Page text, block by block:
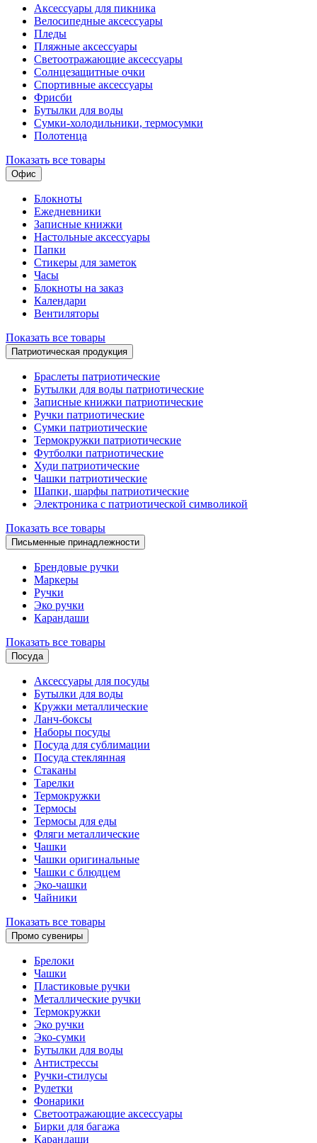
Аксессуары для пикника
Велосипедные аксессуары
Пледы
Пляжные аксессуары
Светоотражающие аксессуары
Солнцезащитные очки
Спортивные аксессуары
Фрисби
Бутылки для воды
Сумки-холодильники, термосумки
Полотенца
Показать все товары
Офис
Блокноты
Ежедневники
Записные книжки
Настольные аксессуары
Папки
Стикеры для заметок
Часы
Блокноты на заказ
Календари
Вентиляторы
Показать все товары
Патриотическая продукция
Браслеты патриотические
Бутылки для воды патриотические
Записные книжки патриотические
Ручки патриотические
Сумки патриотические
Термокружки патриотические
Футболки патриотические
Худи патриотические
Чашки патриотические
Шапки, шарфы патриотические
Электроника с патриотической символикой
Показать все товары
Письменные принадлежности
Брендовые ручки
Маркеры
Ручки
Эко ручки
Карандаши
Показать все товары
Посуда
Аксессуары для посуды
Бутылки для воды
Кружки металлические
Ланч-боксы
Наборы посуды
Посуда для сублимации
Посуда стеклянная
Стаканы
Тарелки
Термокружки
Термосы
Термосы для еды
Фляги металлические
Чашки
Чашки оригинальные
Чашки с блюдцем
Эко-чашки
Чайники
Показать все товары
Промо сувениры
Брелоки
Чашки
Пластиковые ручки
Металлические ручки
Термокружки
Эко ручки
Эко-сумки
Бутылки для воды
Антистрессы
Ручки-стилусы
Рулетки
Фонарики
Светоотражающие аксессуары
Бирки для багажа
Карандаши